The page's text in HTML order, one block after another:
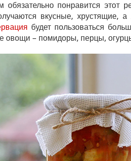
обязательно понравится этот
вкусные, хрустящие,
будет пользоваться
овощи – помидоры, перцы,